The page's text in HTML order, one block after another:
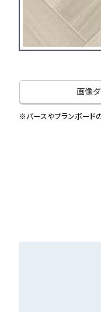
画像
※パースやプランボード